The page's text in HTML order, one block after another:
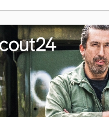
Caminhões
Caminhões